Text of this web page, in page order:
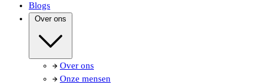
Blogs
Over ons
Over ons
Onze mensen